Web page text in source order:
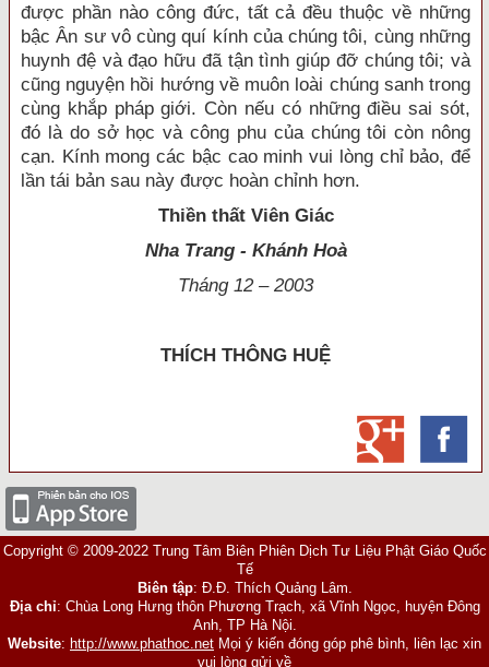
được phần nào công đức, tất cả đều thuộc về những
bậc Ân sư vô cùng quí kính của chúng tôi, cùng những
huynh đệ và đạo hữu đã tận tình giúp đỡ chúng tôi; và
cũng nguyện hồi hướng về muôn loài chúng sanh trong
cùng khắp pháp giới. Còn nếu có những điều sai sót,
đó là do sở học và công phu của chúng tôi còn nông
cạn. Kính mong các bậc cao minh vui lòng chỉ bảo, để
lần tái bản sau này được hoàn chỉnh hơn.
Thiền thất Viên Giác
Nha Trang - Khánh Hoà
Tháng 12 – 2003
THÍCH THÔNG HUỆ
Copyright © 2009-2022 Trung Tâm Biên Phiên Dịch Tư Liệu Phật Giáo Quốc
Tế
Biên tập: Đ.Đ. Thích Quảng Lâm.
Địa chỉ: Chùa Long Hưng thôn Phương Trạch, xã Vĩnh Ngọc, huyện Đông
Anh, TP Hà Nội.
Website: http://www.phathoc.net Mọi ý kiến đóng góp phê bình, liên lạc xin
vui lòng gửi về